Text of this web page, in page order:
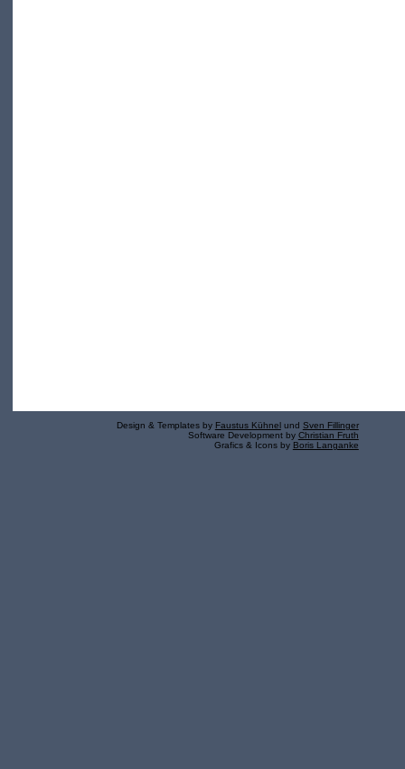
Design & Templates by Faustus Kühnel und Sven Fillinger
Software Development by Christian Fruth
Grafics & Icons by Boris Langanke